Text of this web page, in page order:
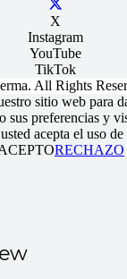
X
Instagram
YouTube
TikTok
All Rights
sitio web para
sus preferencias y
acepta el uso
RECHAZO